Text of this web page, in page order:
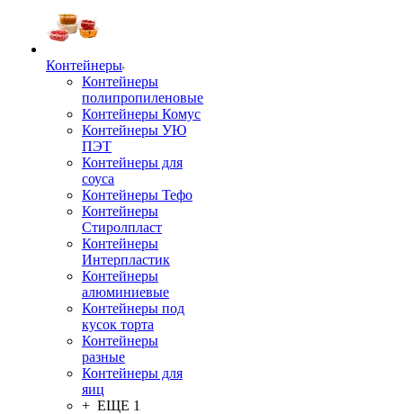
Контейнеры
Контейнеры
полипропиленовые
Контейнеры Комус
Контейнеры УЮ
ПЭТ
Контейнеры для
соуса
Контейнеры Тефо
Контейнеры
Стиролпласт
Контейнеры
Интерпластик
Контейнеры
алюминиевые
Контейнеры под
кусок торта
Контейнеры
разные
Контейнеры для
яиц
+ ЕЩЕ 1